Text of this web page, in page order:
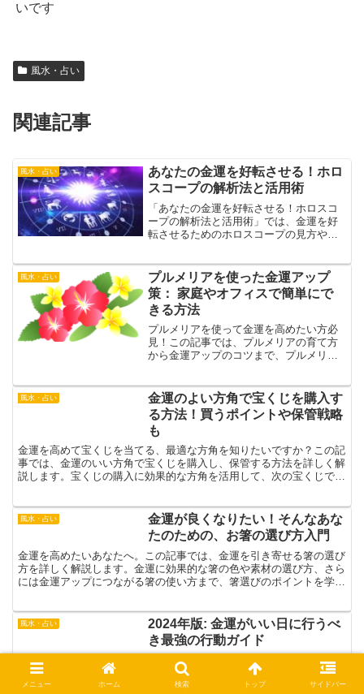
いです
風水・占い
関連記事
風水・占い
あなたの金運を好転させる！ホロ
スコープの解析法と活用術
「あなたの金運を好転させる！ホロスコ
ープの解析法と活用術」では、金運を好
転させるためのホロスコープの見方や活
風水・占い
プルメリアを使った金運アップ
策： 家庭やオフィスで簡単にで
きる方法
プルメリアを使って金運を高めたい方必
見！この記事では、プルメリアの育て方
から金運アップのコツまで、プルメリア
向上を結びつける方法を学びましょう。
風水・占い
金運のよい方角で宝くじを購入す
る方法！買うポイントや保管戦略
も
金運を高めて宝くじを当てる、最適な方角を知りたいですか？この記
事では、金運のいい方角で宝くじを購入し、保管する方法を詳しく解
説します。宝くじの購入に効果的な方角を活用して、次の宝くじで大
風水・占い
金運が良くなりたい！そんなあな
たのための、お箸の選び方入門
金運を高めたいあなたへ。この記事では、金運を引き寄せる箸の選び
方を詳しく解説します。金運に効果的な箸の色や素材の選び方、さら
には金運アップにつながる箸の使い方まで、箸選びのポイントを学び
風水・占い
2024年版: 金運がいい日に行うべ
き最強の行動ガイド
2024年の金運がいい日を完全ガイド！一粒万倍日や天赦日に何をす
べきか、また、金運を最大にするためのいい日の過ごし方と避けるべ
きことを解説。金運を上げるチャンスを逃さないための秘訣をお届け
メニュー ホーム 検索 トップ サイドバー